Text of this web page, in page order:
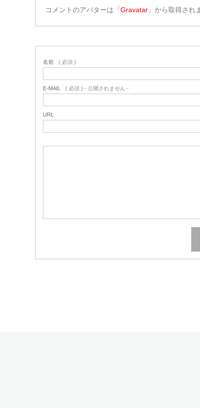
コメントのアバターは「 Gravatar 」から取得され
名前 ( 必須 )
E-MAIL ( 必須 ) - 公開されません -
URL